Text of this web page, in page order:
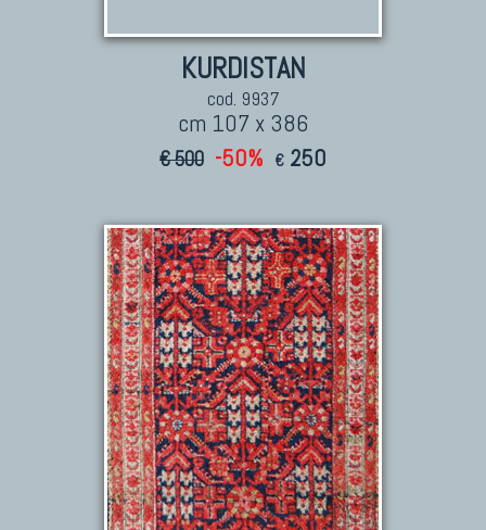
Tappeti Persiani Moderni
TAPPETI CLASSICI
Collezione Hyderabad
Collezione Peshawar
Collezione Agra
Collezione Zigler
KURDISTAN
cod. 9937
cm 107 x 386
€ 500 -50% € 250